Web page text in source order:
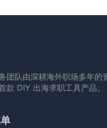
团队由深耕海外职场多年
款 DIY 出海求职工具产品。